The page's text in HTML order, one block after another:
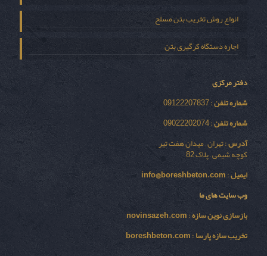
انواع روش تخریب بتن مسلح
اجاره دستگاه کرگیری بتن
دفتر مرکزی
شماره تلفن: 09122207837
شماره تلفن: 09022202074
آدرس: تهران – میدان هفت تیر
کوچه شیمی – پلاک 82
ایمیل:
info@boreshbeton.com
وب سایت های ما
بازسازی نوين سازه:
novinsazeh.com
تخریب سازه پارسا:
boreshbeton.com